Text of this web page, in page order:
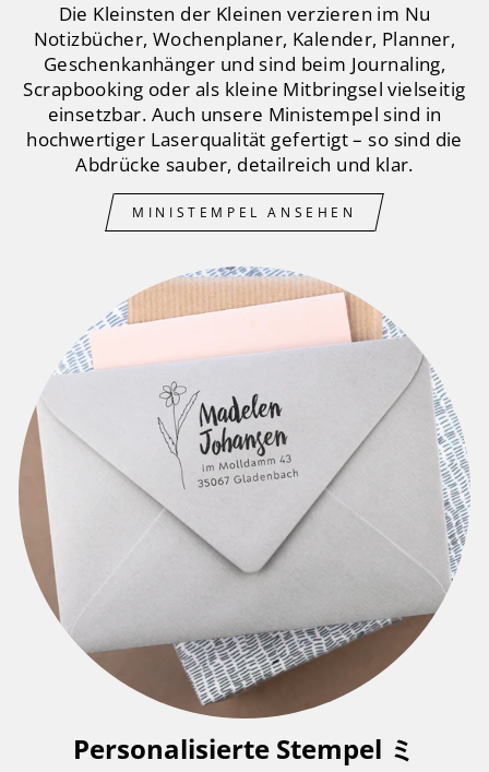
Die Kleinsten der Kleinen verzieren im Nu
Notizbücher, Wochenplaner, Kalender, Planner,
Geschenkanhänger und sind beim Journaling,
Scrapbooking oder als kleine Mitbringsel vielseitig
einsetzbar. Auch unsere Ministempel sind in
hochwertiger Laserqualität gefertigt – so sind die
Abdrücke sauber, detailreich und klar.
MINISTEMPEL ANSEHEN
Personalisierte Stempel ミ